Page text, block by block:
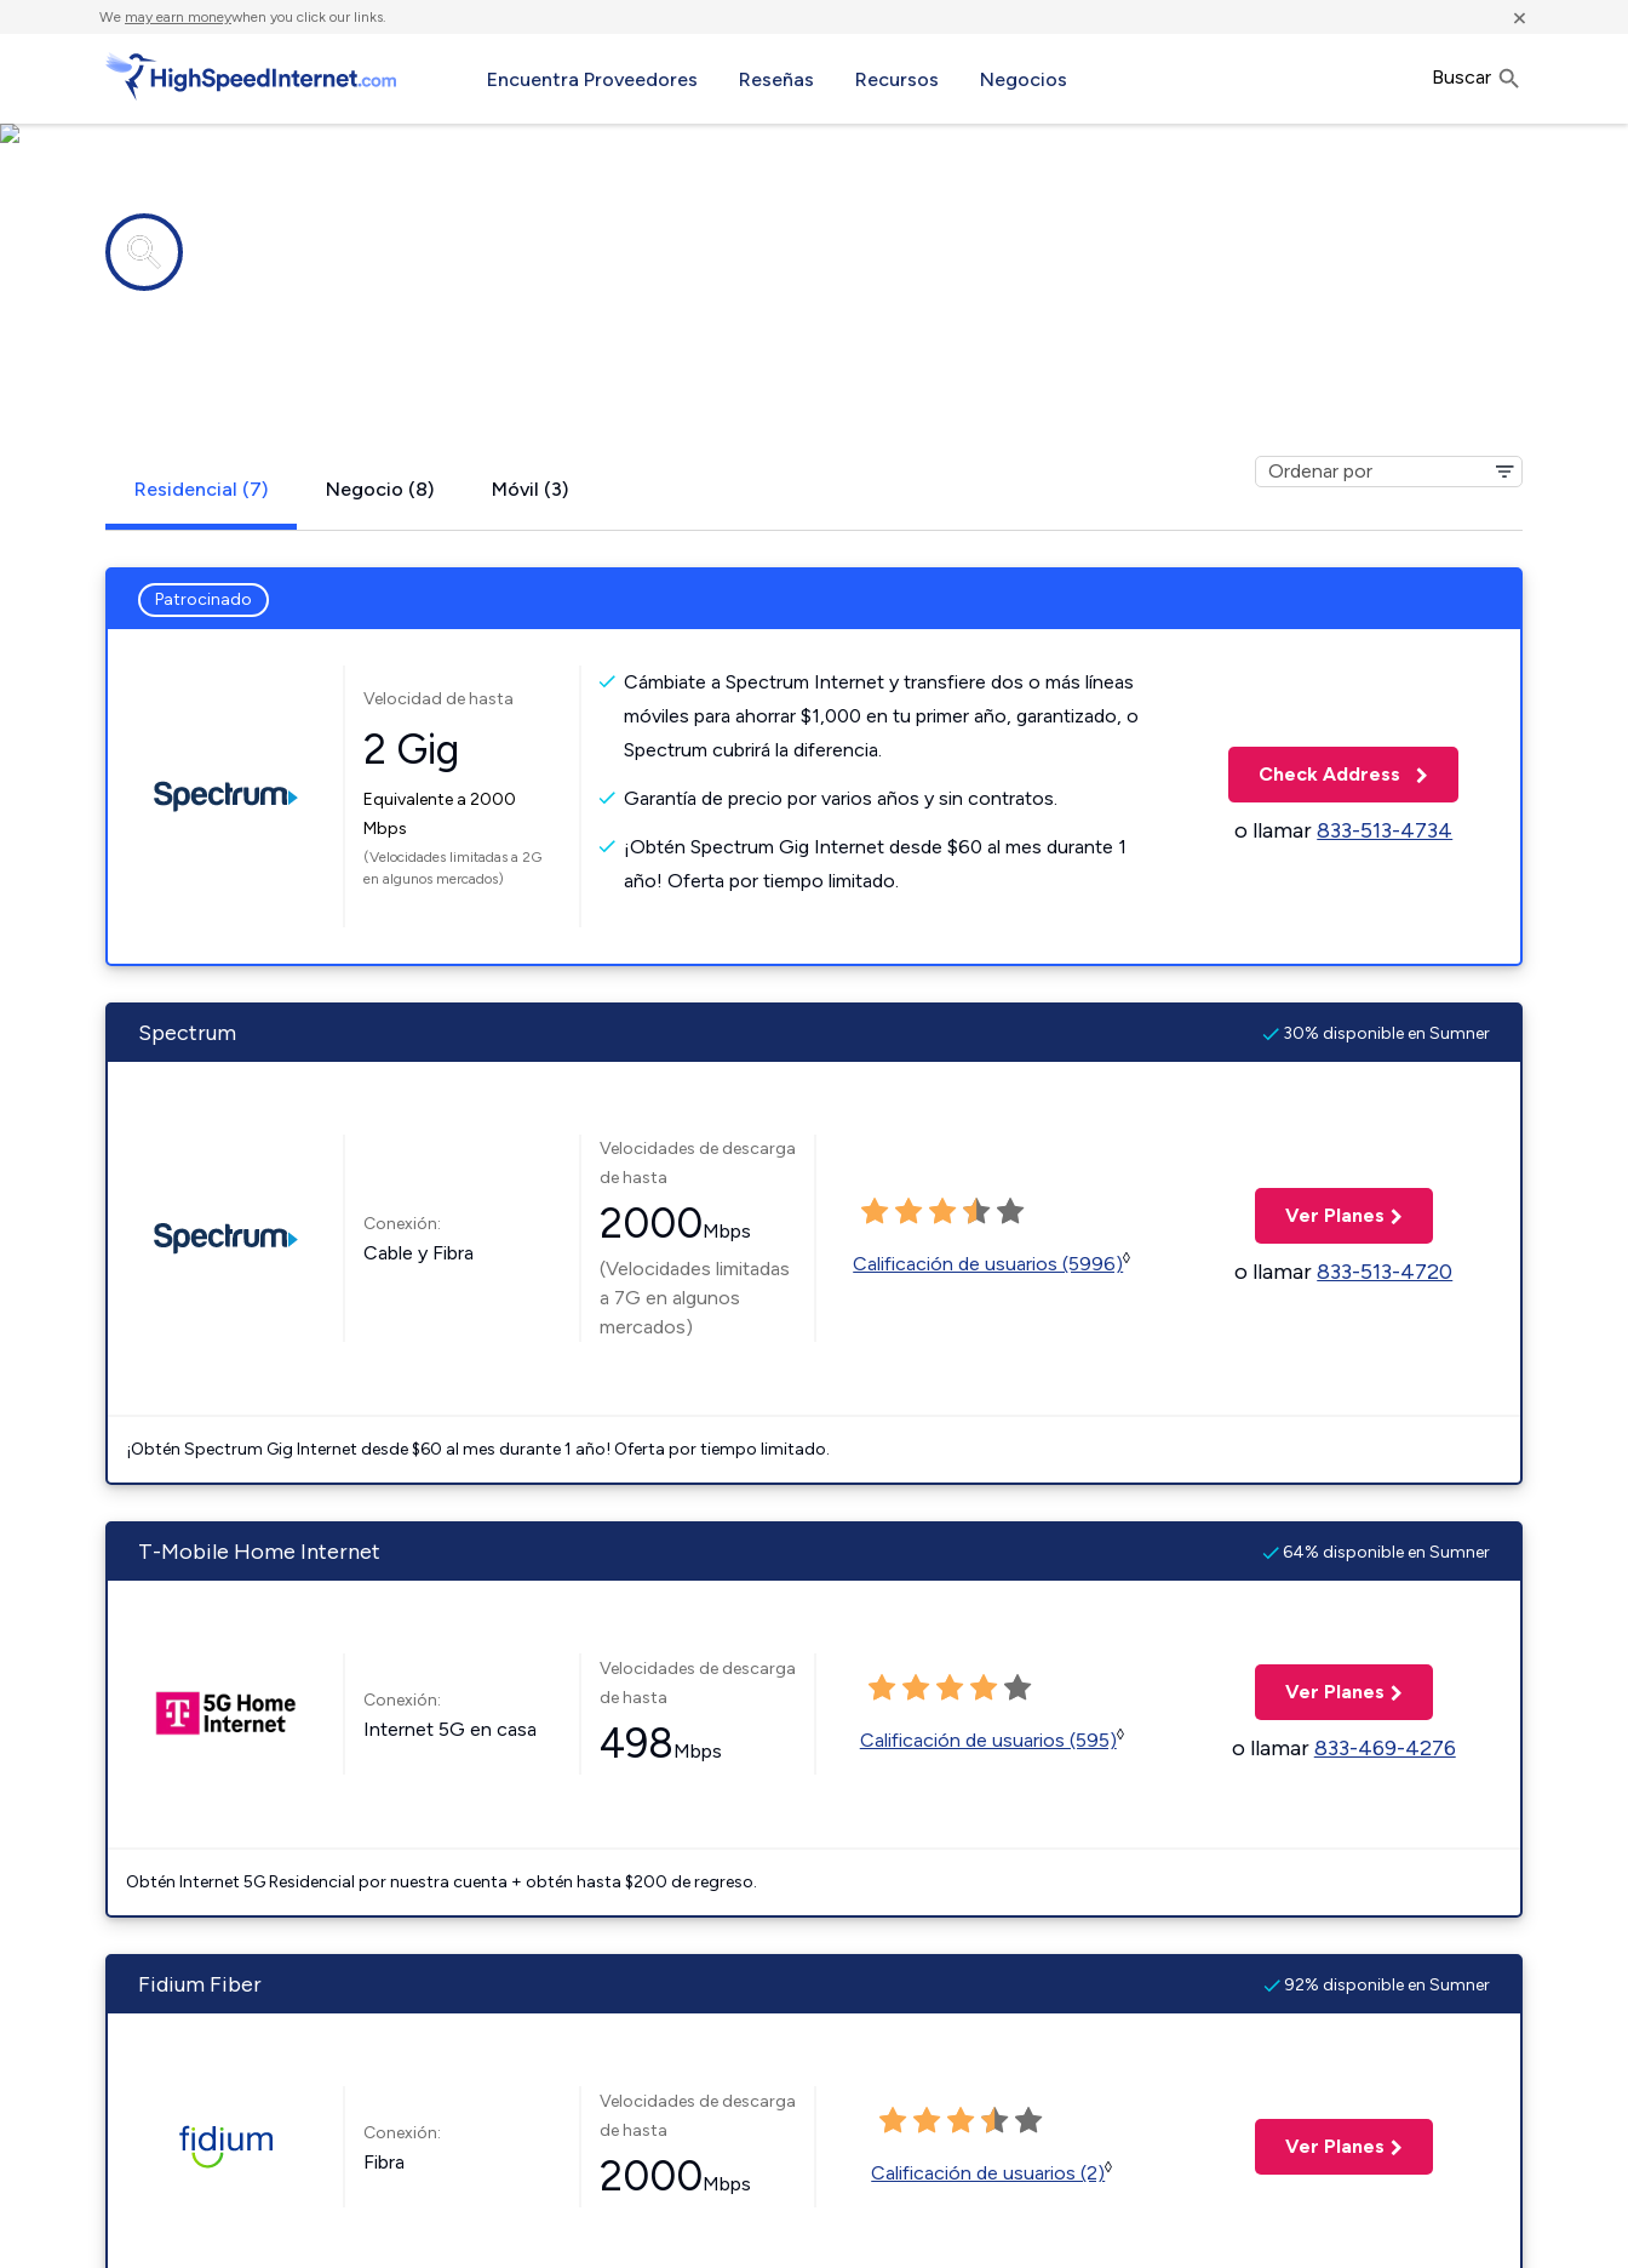
We may earn moneywhen you click our links. ×
Encuentra Proveedores Reseñas Recursos Negocios Buscar
Residencial (7) Negocio (8) Móvil (3)
Patrocinado
Velocidad de hasta
2 Gig
Equivalente a 2000
Mbps
(Velocidades limitadas a 2G
en algunos mercados)
Cámbiate a Spectrum Internet y transfiere dos o más líneas
móviles para ahorrar $1,000 en tu primer año, garantizado, o
Spectrum cubrirá la diferencia.
Garantía de precio por varios años y sin contratos.
¡Obtén Spectrum Gig Internet desde $60 al mes durante 1
año! Oferta por tiempo limitado.
Check Address
o llamar833-513-4734
Spectrum 30% disponible en Sumner
Conexión:
Cable y Fibra
Velocidades de descarga
de hasta
2000Mbps
(Velocidades limitadas
a 7G en algunos
mercados)
Calificación de usuarios (5996)◊
Ver Planes
o llamar833-513-4720
¡Obtén Spectrum Gig Internet desde $60 al mes durante 1 año! Oferta por tiempo limitado.
T-Mobile Home Internet 64% disponible en Sumner
Conexión:
Internet 5G en casa
Velocidades de descarga
de hasta
498Mbps Calificación de usuarios (595)◊
Ver Planes
o llamar833-469-4276
Obtén Internet 5G Residencial por nuestra cuenta + obtén hasta $200 de regreso.
Fidium Fiber 92% disponible en Sumner
Conexión:
Fibra
Velocidades de descarga
de hasta
2000Mbps Calificación de usuarios (2)◊
Ver Planes